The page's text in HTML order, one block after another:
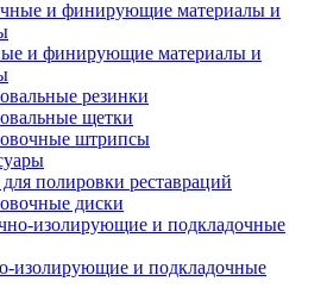
и финирующие материалы и
резинки
щетки
штрипсы
полировки реставраций
диски
изолирующие и подкладочные